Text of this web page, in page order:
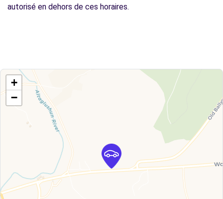
autorisé en dehors de ces horaires.
+
−